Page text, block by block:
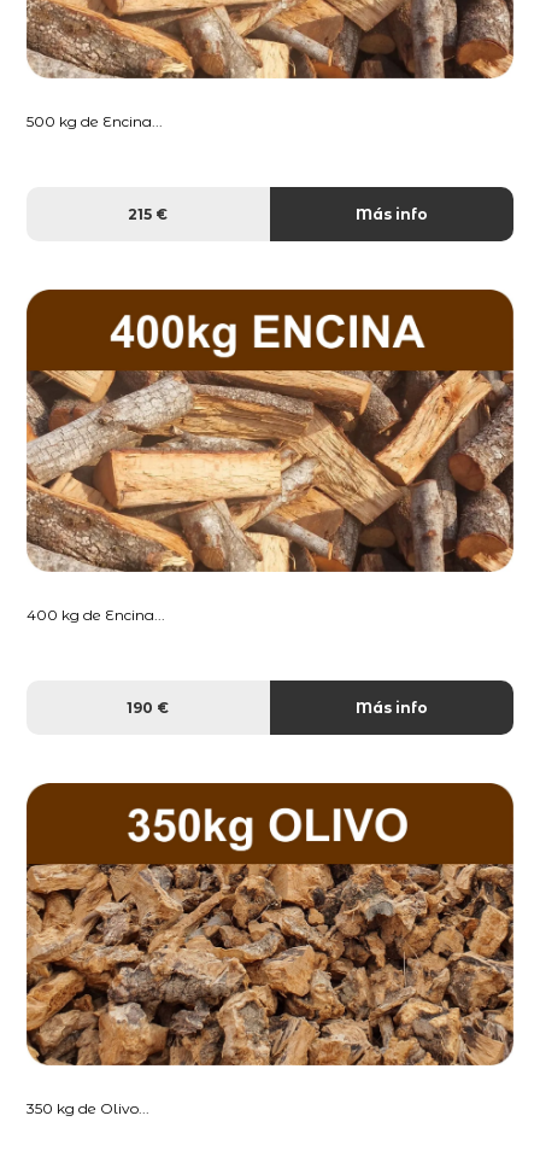
500 kg de Encina...
215 € Más info
400 kg de Encina...
190 € Más info
350 kg de Olivo...